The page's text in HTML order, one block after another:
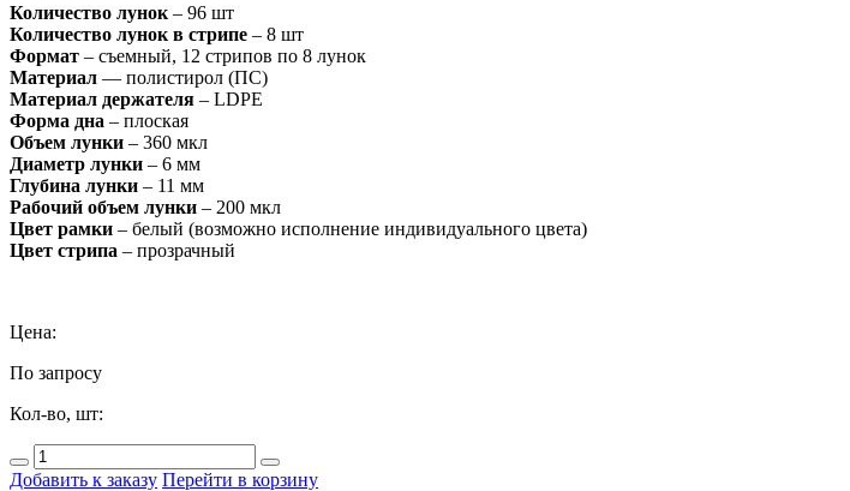
Количество лунок – 96 шт
Количество лунок в стрипе – 8 шт
Формат – съемный, 12 стрипов по 8 лунок
Материал — полистирол (ПС)
Материал держателя – LDPE
Форма дна – плоская
Объем лунки – 360 мкл
Диаметр лунки – 6 мм
Глубина лунки – 11 мм
Рабочий объем лунки – 200 мкл
Цвет рамки – белый (возможно исполнение индивидуального цвета)
Цвет стрипа – прозрачный
Цена:
По запросу
Кол-во, шт:
Добавить к заказу Перейти в корзину